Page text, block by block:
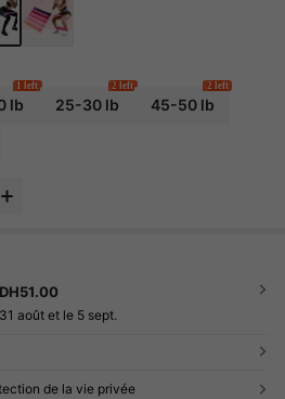
lb
1 left
25-30 lb
2 left
45-50 lb
2 left
août et le 5 sept.
de la vie privée